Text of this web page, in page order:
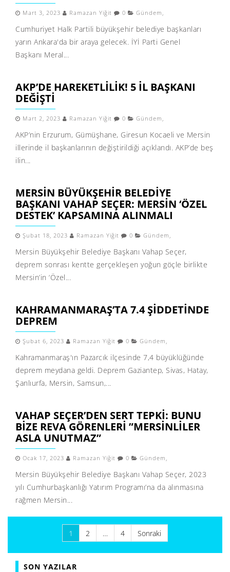
Mart 3, 2023 Ramazan Yiğit 0 Gündem ,
Cumhuriyet Halk Partili büyükşehir belediye başkanları
yarın Ankara'da bir araya gelecek. İYİ Parti Genel
Başkanı Meral...
AKP’DE HAREKETLILIK! 5 İL BAŞKANI
DEĞIŞTI
Mart 2, 2023 Ramazan Yiğit 0 Gündem ,
AKP’nin Erzurum, Gümüşhane, Giresun Kocaeli ve Mersin
illerinde il başkanlarının değiştirildiği açıklandı. AKP’de beş
ilin...
MERSIN BÜYÜKŞEHIR BELEDIYE
BAŞKANI VAHAP SEÇER: MERSIN ‘ÖZEL
DESTEK’ KAPSAMINA ALINMALI
Şubat 18, 2023 Ramazan Yiğit 0 Gündem ,
Mersin Büyükşehir Belediye Başkanı Vahap Seçer,
deprem sonrası kentte gerçekleşen yoğun göçle birlikte
Mersin’in ‘Özel...
KAHRAMANMARAŞ’TA 7.4 ŞIDDETINDE
DEPREM
Şubat 6, 2023 Ramazan Yiğit 0 Gündem ,
Kahramanmaraş'ın Pazarcık ilçesinde 7,4 büyüklüğünde
deprem meydana geldi. Deprem Gaziantep, Sivas, Hatay,
Şanlıurfa, Mersin, Samsun,...
VAHAP SEÇER’DEN SERT TEPKI: BUNU
BIZE REVA GÖRENLERI ”MERSINLILER
ASLA UNUTMAZ”
Ocak 17, 2023 Ramazan Yiğit 0 Gündem ,
Mersin Büyükşehir Belediye Başkanı Vahap Seçer, 2023
yılı Cumhurbaşkanlığı Yatırım Programı’na da alınmasına
rağmen Mersin...
sayfalaması
1 2 … 4 Sonraki
SON YAZILAR